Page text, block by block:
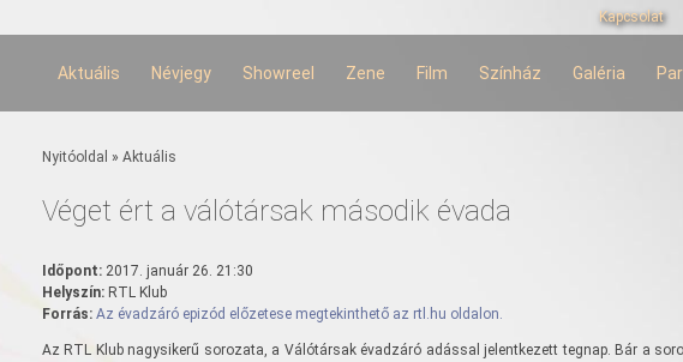
tartalomra
Kapcsolat
Aktuális Névjegy Showreel Zene Film Színház Galéria
Jelenlegi hely
Nyitóoldal » Aktuális
Véget ért a válótársak második évada
Időpont: 2017. január 26. 21:30
Helyszín: RTL Klub
Forrás: Az évadzáró epizód előzetese megtekinthető az rtl.hu oldalon.
Az RTL Klub nagysikerű sorozata, a Válótársak évadzáró adással jelentkezett tegnap. Bár a